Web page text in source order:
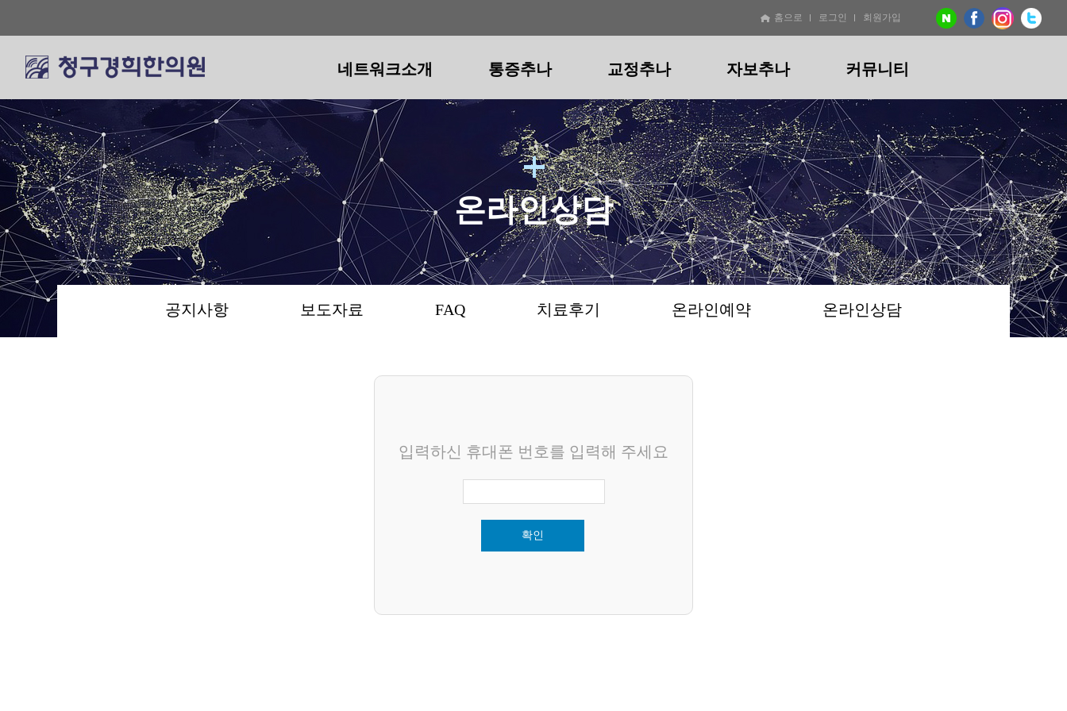
홈으로 로그인 회원가입
네트워크소개
네트워크소개 청구경희 추나요법 청구경희 다이어트 비급여 진료비용안내 지점소개
통증추나
허리통증
골반통증
수술후통증
골반통증추나
골반통/소리
다리저림/당김
턱관절
턱관절통증추나
턱통증(급성/만성)
개구장애
목어깨통증/두통
산후
산후통증추나
산후통증(산후풍)
교정추나
굽은등/굽은어깨
일자허리
숨은키
측만증
골반
골반교정추나
골반틀어짐
휜다리
안짱걸음/팔자걸음
오리엉덩이
턱관절
턱관절교정추나
안면비대칭
사각턱
턱소리
산후
산후교정추나
산후골반교정
산후체형관리
자보추나
교통사고
자보추나
교통사고통증
커뮤니티
보도자료 FAQ 치료후기 온라인예약 온라인상담
온라인상담
공지사항 보도자료 FAQ 치료후기 온라인예약 온라인상담
입력하신 휴대폰 번호를 입력해 주세요
확인